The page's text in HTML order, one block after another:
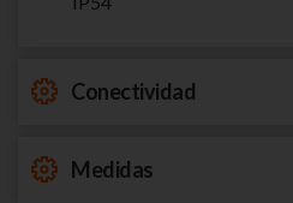
Conectividad
Medidas